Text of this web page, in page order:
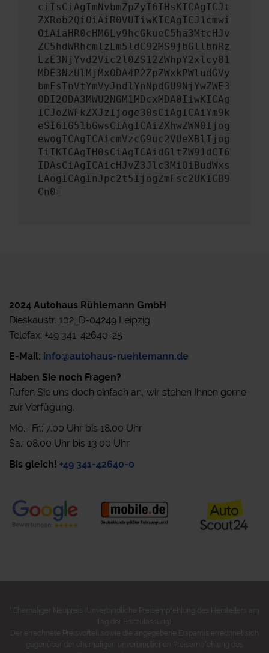
ciIsCiAgImNvbmZpZyI6IHsKICAgICJt
ZXRob2QiOiAiR0VUIiwKICAgICJ1cmwi
OiAiaHR0cHM6Ly9hcGkueC5ha3MtcHJv
ZC5hdWRhcmlzLm5ldC92MS9jbGllbnRz
LzE3NjYvd2Vic2l0ZS12ZWhpY2xlcy81
MDE3NzUlMjMxODA4P2ZpZWxkPWludGVy
bmFsTnVtYmVyJndlYnNpdGU9NjYwZWE3
ODI2ODA3MWU2NGM1MDcxMDA0IiwKICAg
ICJoZWFkZXJzIjoge30sCiAgICAiYm9k
eSI6IG51bGwsCiAgICAiZXhwZWN0Ijog
ewogICAgICAicmVzcG9uc2VUeXBlIjog
IiIKICAgIH0sCiAgICAidGltZW91dCI6
IDAsCiAgICAicHJvZ3Jlc3MiOiBudWxs
LAogICAgInJpc2t5IjogZmFsc2UKICB9
Cn0=
2024 Autohaus Rühlemann GmbH
Dieskaustr. 102, D-04249 Leipzig
Telefax: +49 341-42640-25
E-Mail: info@autohaus-ruehlemann.de
Haben Sie noch Fragen?
Rufen Sie uns doch einfach an, wir stehen Ihnen gerne
zur Verfügung.
Mo.- Fr.: 7.00 Uhr bis 18.00 Uhr
Sa.: 08.00 Uhr bis 13.00 Uhr
Bis gleich! +49 341-42640-0
Ehemaliger Neupreis (Unverbindliche Preisempfehlung des Herstellers am
Tag der Erstzulassung).
Der errechnete Preisvorteil sowie die angegebene Ersparnis errechnet sich
gegenüber der ehemaligen unverbindlichen Preisempfehlung des